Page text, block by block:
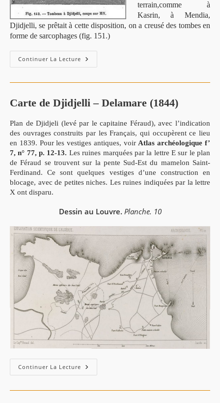
terrain,comme à
Kasrin, à Mendia,
Djidjelli, se prêtait à cette disposition, on a creusé des tombes en
forme de sarcophages (fig. 151.)
Continuer La Lecture
Carte de Djidjelli – Delamare (1844)
Plan de Djidjeli (levé par le capitaine Féraud), avec l’indication
des ouvrages construits par les Français, qui occupèrent ce lieu
en 1839. Pour les vestiges antiques, voir Atlas archéologique f’
7, n° 77, p. 12-13. Les ruines marquées par la lettre E sur le plan
de Féraud se trouvent sur la pente Sud-Est du mamelon Saint-
Ferdinand. Ce sont quelques vestiges d’une construction en
blocage, avec de petites niches. Les ruines indiquées par la lettre
X ont disparu.
Dessin au Louvre. Planche. 10
Continuer La Lecture